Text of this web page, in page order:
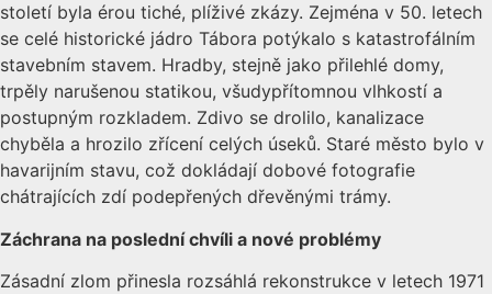
století byla érou tiché, plíživé zkázy. Zejména v 50. letech
se celé historické jádro Tábora potýkalo s katastrofálním
stavebním stavem. Hradby, stejně jako přilehlé domy,
trpěly narušenou statikou, všudypřítomnou vlhkostí a
postupným rozkladem. Zdivo se drolilo, kanalizace
chyběla a hrozilo zřícení celých úseků. Staré město bylo v
havarijním stavu, což dokládají dobové fotografie
chátrajících zdí podepřených dřevěnými trámy.
Záchrana na poslední chvíli a nové problémy
Zásadní zlom přinesla rozsáhlá rekonstrukce v letech 1971